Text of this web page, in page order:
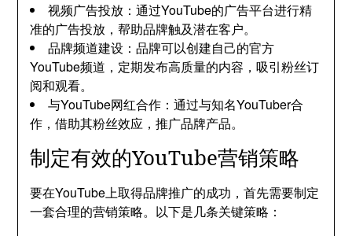
视频广告投放：通过YouTube的广告平台进行精
准的广告投放，帮助品牌触及潜在客户。
品牌频道建设：品牌可以创建自己的官方
YouTube频道，定期发布高质量的内容，吸引粉丝订
阅和观看。
与YouTube网红合作：通过与知名YouTuber合
作，借助其粉丝效应，推广品牌产品。
制定有效的YouTube营销策略
要在YouTube上取得品牌推广的成功，首先需要制定
一套合理的营销策略。以下是几条关键策略：